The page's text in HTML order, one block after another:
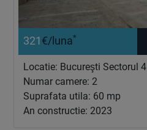
321 €/luna*
Locatie: Bucureşti Sectorul 4
Numar camere: 2
Suprafata utila: 60 mp
An constructie: 2023